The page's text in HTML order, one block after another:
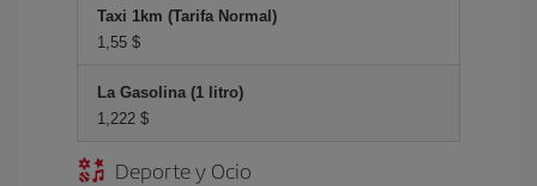
Taxi 1km (Tarifa Normal)
1,55 $
La Gasolina (1 litro)
1,222 $
Deporte y Ocio